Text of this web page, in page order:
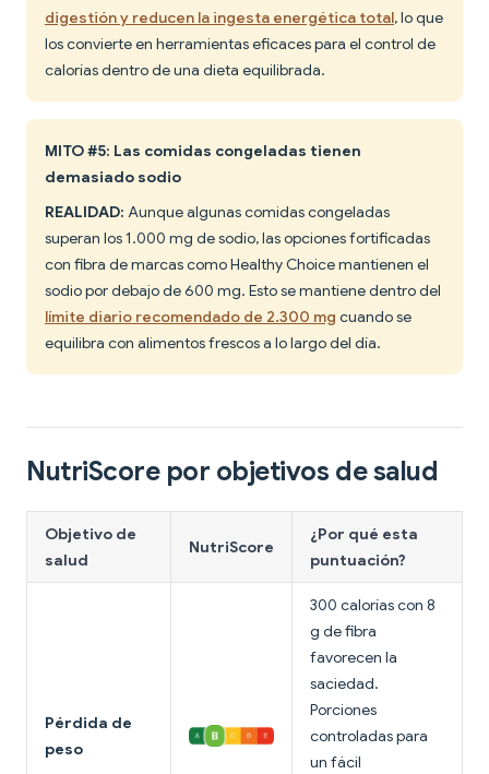
digestión y reducen la ingesta energética total, lo que
los convierte en herramientas eficaces para el control de
calorías dentro de una dieta equilibrada.
MITO #5: Las comidas congeladas tienen
demasiado sodio
REALIDAD: Aunque algunas comidas congeladas
superan los 1.000 mg de sodio, las opciones fortificadas
con fibra de marcas como Healthy Choice mantienen el
sodio por debajo de 600 mg. Esto se mantiene dentro del
límite diario recomendado de 2.300 mg cuando se
equilibra con alimentos frescos a lo largo del día.
NutriScore por objetivos de salud
Objetivo de
salud
NutriScore
¿Por qué esta
puntuación?
Pérdida de
peso
300 calorías con 8
g de fibra
favorecen la
saciedad.
Porciones
controladas para
un fácil